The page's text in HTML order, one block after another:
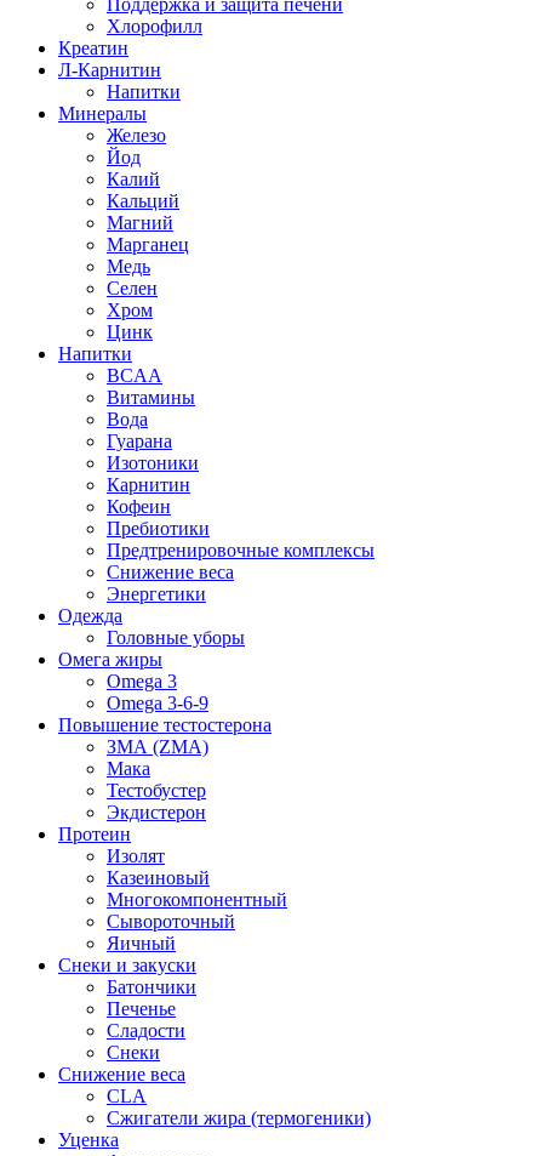
Хлорофилл
Креатин
Л-Карнитин
Напитки
Минералы
Железо
Йод
Калий
Кальций
Магний
Марганец
Медь
Селен
Хром
Цинк
Напитки
BCAA
Витамины
Вода
Гуарана
Изотоники
Карнитин
Кофеин
Пребиотики
Предтренировочные комплексы
Снижение веса
Энергетики
Одежда
Головные уборы
Омега жиры
Omega 3
Omega 3-6-9
Повышение тестостерона
ЗМА (ZMA)
Мака
Тестобустер
Экдистерон
Протеин
Изолят
Казеиновый
Многокомпонентный
Сывороточный
Яичный
Снеки и закуски
Батончики
Печенье
Сладости
Снеки
Снижение веса
CLA
Сжигатели жира (термогеники)
Уценка